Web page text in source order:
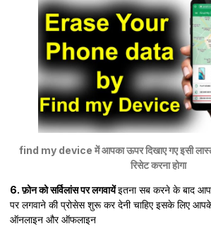
find my device में आपका ऊपर दिखाए गए इसी
रिसेट करना होगा
6. फ़ोन को सर्विलांस पर लगवायेंइतना सब करने के बाद
पर लगवाने की प्रोसेस शुरू कर देनी चाहिए इसके लिए
ऑनलाइन और ऑफलाइन